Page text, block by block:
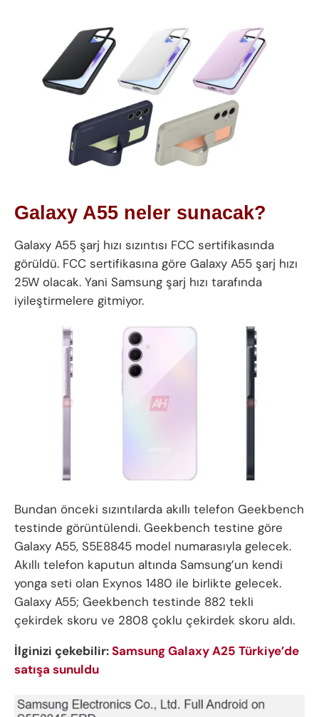
Galaxy A55 neler sunacak?
Galaxy A55 şarj hızı sızıntısı FCC sertifikasında
görüldü. FCC sertifikasına göre Galaxy A55 şarj hızı
25W olacak. Yani Samsung şarj hızı tarafında
iyileştirmelere gitmiyor.
Bundan önceki sızıntılarda akıllı telefon Geekbench
testinde görüntülendi. Geekbench testine göre
Galaxy A55, S5E8845 model numarasıyla gelecek.
Akıllı telefon kaputun altında Samsung’un kendi
yonga seti olan Exynos 1480 ile birlikte gelecek.
Galaxy A55; Geekbench testinde 882 tekli
çekirdek skoru ve 2808 çoklu çekirdek skoru aldı.
İlginizi çekebilir:Samsung Galaxy A25 Türkiye’de
satışa sunuldu